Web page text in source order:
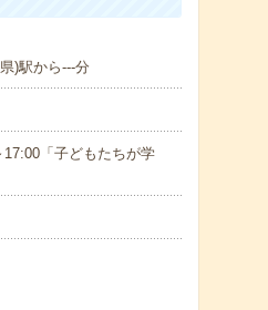
)駅から---分
「子どもたちが学